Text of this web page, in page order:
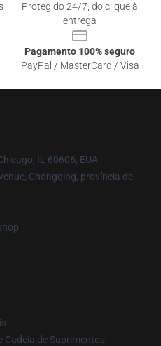
Protegido 24/7, do clique à
entrega
Pagamento 100% seguro
PayPal / MasterCard / Visa
IL 60606, EUA
Chongqing, província de
Cadeia de Suprimentos